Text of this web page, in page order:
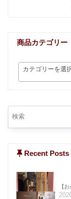
商品カテゴリー
カテゴリーを選
Recent Posts
【